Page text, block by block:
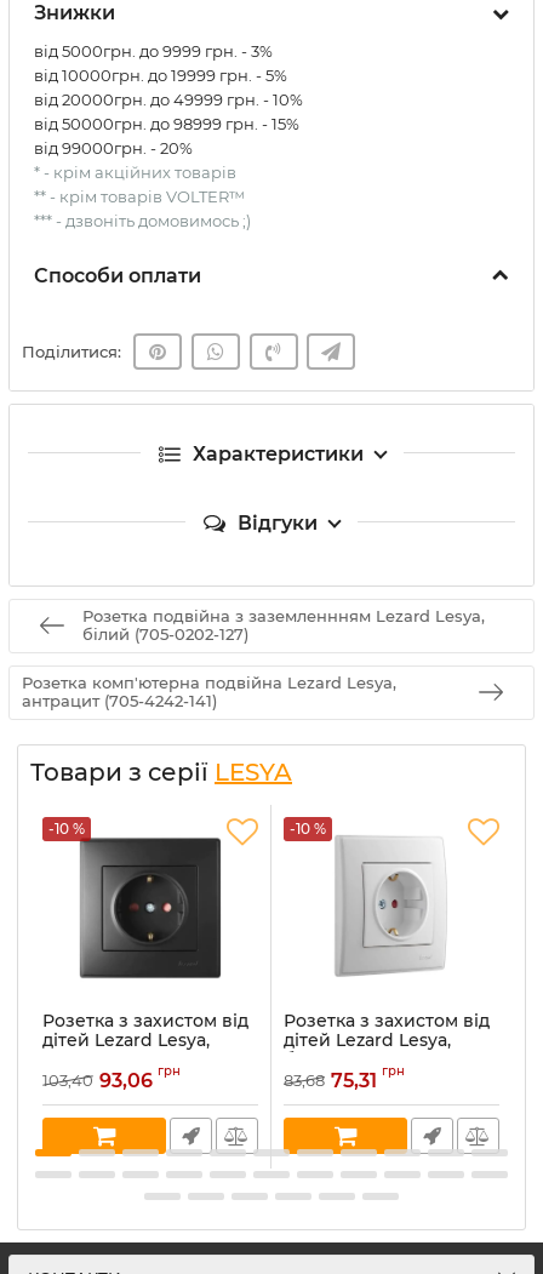
Знижки
від 5000грн. до 9999 грн. - 3%
від 10000грн. до 19999 грн. - 5%
від 20000грн. до 49999 грн. - 10%
від 50000грн. до 98999 грн. - 15%
від 99000грн. - 20%
* - крім акційних товарів
** - крім товарів VOLTER™
*** - дзвоніть домовимось ;)
Способи оплати
Поділитися:
Характеристики
Відгуки
Розетка подвійна з заземленнням Lezard Lesya,
білий (705-0202-127)
Розетка комп'ютерна подвійна Lezard Lesya,
антрацит (705-4242-141)
Товари з серії LESYA
-10 %
Розетка з захистом від
дітей Lezard Lesya,
124B)
Артикул:705-4242-124B
В наявності:
103,40 93,06 грн
-10 %
Розетка з захистом від
дітей Lezard Lesya,
білий (705-0202-124)
Артикул:705-0202-124
В наявності:50
83,68 75,31 грн